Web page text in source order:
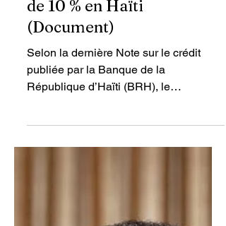
18 févr. 2 min de lecture
Chute du crédit bancaire
de 10 % en Haïti
(Document)
République d’Haïti (BRH), le
38,7 %, la baisse réelle dépasse